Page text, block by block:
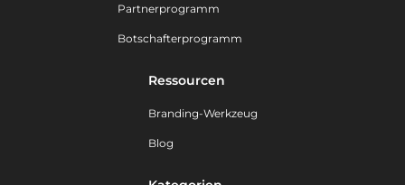
Partnerprogramm
Botschafterprogramm
Ressourcen
Branding-Werkzeug
Blog